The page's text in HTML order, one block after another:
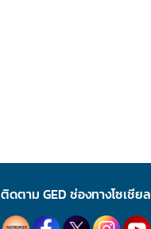
ติดตาม GED ช่องทางโซเชียล